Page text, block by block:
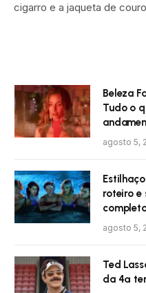
cigarro e a jaqueta de
Beleza
Tudo o
agosto 5,
roteiro e
agosto 5,
Ted
da 4ª